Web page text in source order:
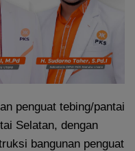
penguat tebing/pantai
Selatan, dengan
bangunan penguat